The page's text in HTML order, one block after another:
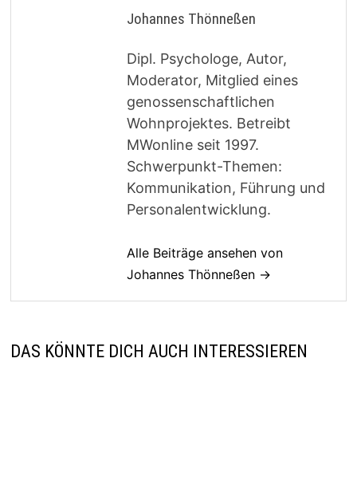
Johannes Thönneßen
Dipl. Psychologe, Autor,
Moderator, Mitglied eines
genossenschaftlichen
Wohnprojektes. Betreibt
MWonline seit 1997.
Schwerpunkt-Themen:
Kommunikation, Führung und
Personalentwicklung.
Alle Beiträge ansehen von
Johannes Thönneßen →
DAS KÖNNTE DICH AUCH INTERESSIEREN